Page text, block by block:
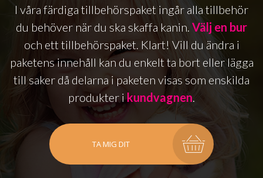
I våra färdiga tillbehörspaket ingår alla tillbehör
du behöver när du ska skaffa kanin. Välj en bur
och ett tillbehörspaket. Klart! Vill du ändra i
paketens innehåll kan du enkelt ta bort eller lägga
till saker då delarna i paketen visas som enskilda
produkter ikundvagnen
TA MIG DIT